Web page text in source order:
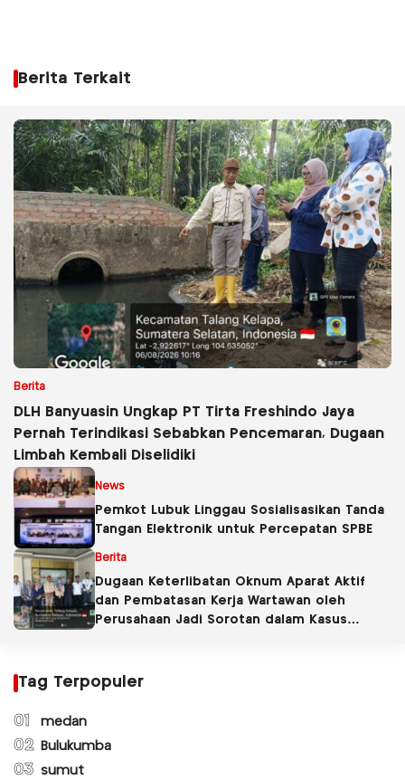
Berita Terkait
Berita
DLH Banyuasin Ungkap PT Tirta Freshindo Jaya
Pernah Terindikasi Sebabkan Pencemaran, Dugaan
Limbah Kembali Diselidiki
News
Pemkot Lubuk Linggau Sosialisasikan Tanda
Tangan Elektronik untuk Percepatan SPBE
Berita
Dugaan Keterlibatan Oknum Aparat Aktif
dan Pembatasan Kerja Wartawan oleh
Perusahaan Jadi Sorotan dalam Kasus
Tag Terpopuler
01 medan
02 Bulukumba
03 sumut